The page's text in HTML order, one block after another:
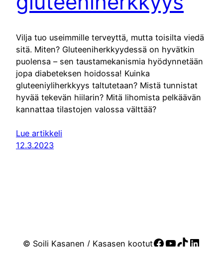
Vilja tuo useimmille terveyttä, mutta toisilta viedä
sitä. Miten? Gluteeniherkkyydessä on hyvätkin
puolensa – sen taustamekanismia hyödynnetään
jopa diabeteksen hoidossa! Kuinka
gluteeniyliherkkyys taltutetaan? Mistä tunnistat
hyvää tekevän hiilarin? Mitä lihomista pelkäävän
kannattaa tilastojen valossa välttää?
Lue artikkeli
12.3.2023
© Soili Kasanen / Kasasen kootutFacebook
YouTube
TikTok